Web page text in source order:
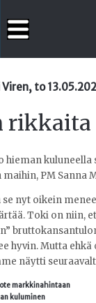
to
rikkaita
hieman
PM Sanna
se nyt oikein
Toki on niin,
hyvin. Mutta
näytti
markkinahintaan
kuluminen